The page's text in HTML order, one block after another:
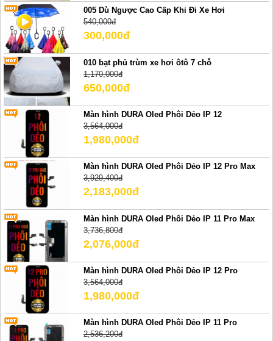
005 Dù Ngược Cao Cấp Khi Đi Xe Hơi
540,000đ
300,000đ
010 bạt phủ trùm xe hơi ôtô 7 chỗ
1,170,000đ
650,000đ
Màn hình DURA Oled Phôi Dẻo IP 12
3,564,000đ
1,980,000đ
Màn hình DURA Oled Phôi Dẻo IP 12 Pro Max
3,929,400đ
2,183,000đ
Màn hình DURA Oled Phôi Dẻo IP 11 Pro Max
3,736,800đ
2,076,000đ
Màn hình DURA Oled Phôi Dẻo IP 12 Pro
3,564,000đ
1,980,000đ
Màn hình DURA Oled Phôi Dẻo IP 11 Pro
2,536,200đ